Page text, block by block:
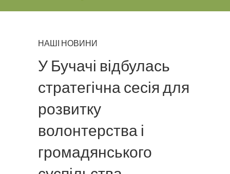
НАШІ НОВИНИ
У Бучачі відбулась
стратегічна сесія для
розвитку
волонтерства і
громадянського